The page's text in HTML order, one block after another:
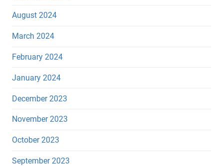
August 2024
March 2024
February 2024
January 2024
December 2023
November 2023
October 2023
September 2023